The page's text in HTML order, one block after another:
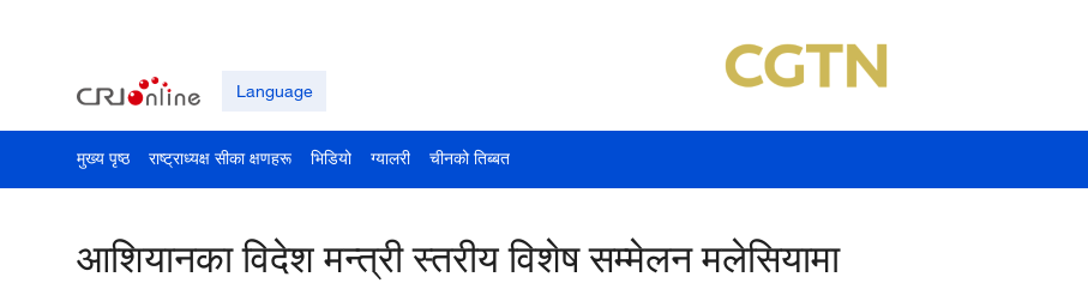
Language
मुख्य पृष्ठ राष्ट्राध्यक्ष सीका क्षणहरू भिडियो ग्यालरी चीनको तिब्बत
आशियानका विदेश मन्त्री स्तरीय विशेष सम्मेलन मलेसियामा